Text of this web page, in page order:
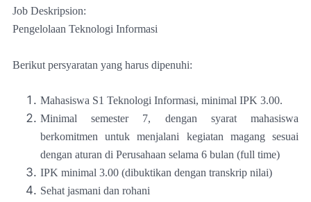
Job Deskripsion:
Pengelolaan Teknologi Informasi
Berikut persyaratan yang harus dipenuhi:
Mahasiswa S1 Teknologi Informasi, minimal IPK 3.00.
Minimal semester 7, dengan syarat mahasiswa
berkomitmen untuk menjalani kegiatan magang sesuai
dengan aturan di Perusahaan selama 6 bulan (full time)
IPK minimal 3.00 (dibuktikan dengan transkrip nilai)
Sehat jasmani dan rohani